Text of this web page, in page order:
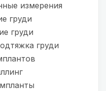
измерения
груди
груди
груди